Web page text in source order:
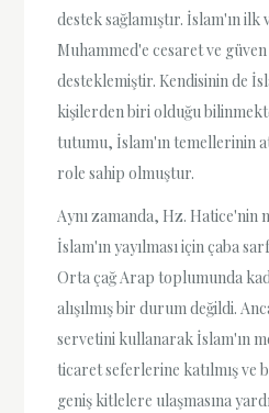
destek sağlamıştır. İslam'ın ilk
Muhammed'e cesaret ve
desteklemiştir. Kendisinin de
kişilerden biri olduğu
tutumu, İslam'ın temellerinin
role sahip olmuştur.
Aynı zamanda, Hz. Hatice'nin
İslam'ın yayılması için çaba
Orta çağ Arap toplumunda
alışılmış bir durum değildi.
servetini kullanarak İslam'ın
ticaret seferlerine katılmış ve
geniş kitlelere ulaşmasına